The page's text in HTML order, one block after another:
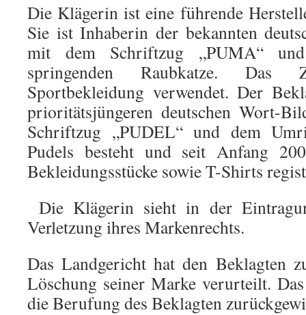
Die Klägerin ist eine führende
Sie ist Inhaberin der bekannten
mit dem Schriftzug „PUMA“
springenden Raubkatze.
Sportbekleidung verwendet. Der
prioritätsjüngeren deutschen Wort-
Schriftzug „PUDEL“ und dem
Pudels besteht und seit Anfang
Bekleidungsstücke sowie T-Shirts
Die Klägerin sieht in der
Verletzung ihres Markenrechts.
Das Landgericht hat den Beklagten
Löschung seiner Marke verurteilt.
die Berufung des Beklagten